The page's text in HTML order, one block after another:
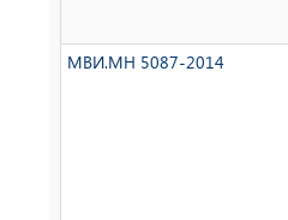
МВИ.МН 5087-2014